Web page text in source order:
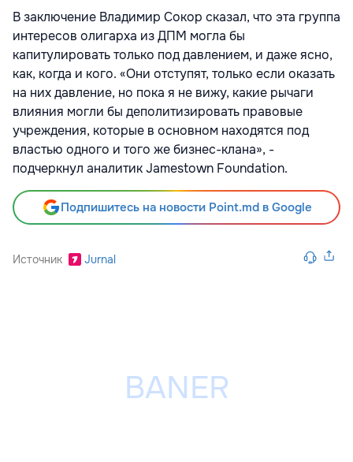
В заключение Владимир Сокор сказал, что эта группа
интересов олигарха из ДПМ могла бы
капитулировать только под давлением, и даже ясно,
как, когда и кого. «Они отступят, только если оказать
на них давление, но пока я не вижу, какие рычаги
влияния могли бы деполитизировать правовые
учреждения, которые в основном находятся под
властью одного и того же бизнес-клана», -
подчеркнул аналитик Jamestown Foundation.
Подпишитесь на новости Point.md в Google
Источник Jurnal